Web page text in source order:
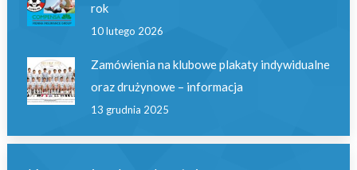
rok
10 lutego 2026
Zamówienia na klubowe plakaty indywidualne
oraz drużynowe – informacja
13 grudnia 2025